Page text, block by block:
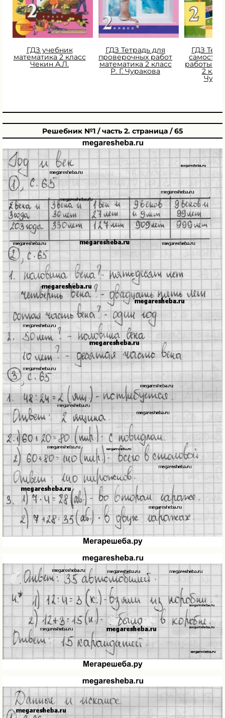
ГДЗ учебник
математика 2 класс
Чекин А.Л.
ГДЗ Тетрадь для
проверочных работ
математика 2 класс
Р. Г. Чуракова
ГДЗ
работы
2
Решебник №1 / часть 2. страница / 65